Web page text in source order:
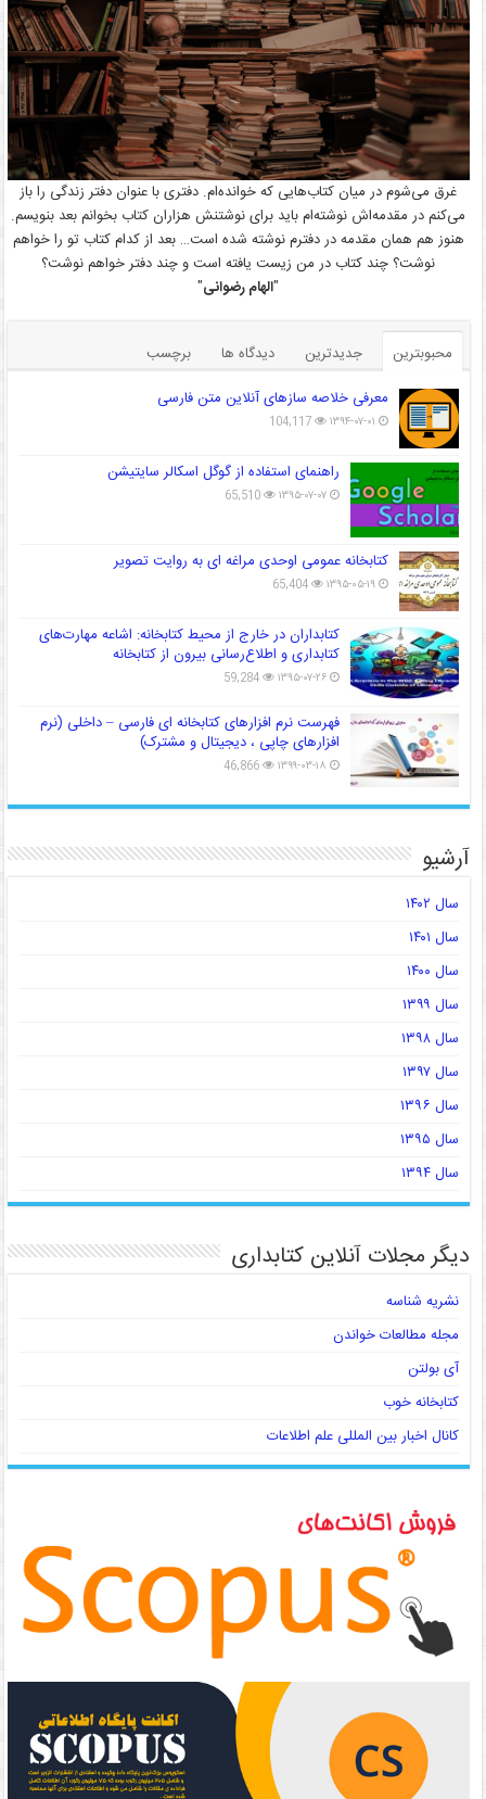
غرق می‌شوم در میان کتاب‌هایی که خوانده‌ام. دفتری با عنوان دفتر زندگی را باز
می‌کنم در مقدمه‌اش نوشته‌ام باید برای نوشتنش هزاران کتاب بخوانم بعد بنویسم.
هنوز هم همان مقدمه در دفترم نوشته شده است… بعد از کدام کتاب تو را خواهم
نوشت؟ چند کتاب در من زیست یافته است و چند دفتر خواهم نوشت؟
"الهام رضوانی"
محبوبترین جدیدترین دیدگاه ها
برچسب
معرفی خلاصه سازهای آنلاین متن فارسی
۱۳۹۴-۰۷-۰۱ 104,117
راهنمای استفاده از گوگل اسکالر سایتیشن
۱۳۹۵-۰۷-۰۷ 65,510
کتابخانه عمومی اوحدی مراغه ای به روایت تصویر
۱۳۹۵-۰۵-۱۹ 65,404
کتابداران در خارج از محیط کتابخانه: اشاعه مهارت‌های
کتابداری و اطلاع‌رسانی بیرون از کتابخانه
۱۳۹۵-۰۷-۲۶ 59,284
فهرست نرم افزارهای کتابخانه ای فارسی – داخلی (نرم
افزارهای چاپی ، دیجیتال و مشترک)
۱۳۹۹-۰۳-۱۸ 46,866
آرشیو
سال ۱۴۰۲
سال ۱۴۰۱
سال ۱۴۰۰
سال ۱۳۹۹
سال ۱۳۹۸
سال ۱۳۹۷
سال ۱۳۹۶
سال ۱۳۹۵
سال ۱۳۹۴
دیگر مجلات آنلاین کتابداری
نشریه شناسه
مجله مطالعات خواندن
آی بولتن
کتابخانه خوب
کانال اخبار بین المللی علم اطلاعات